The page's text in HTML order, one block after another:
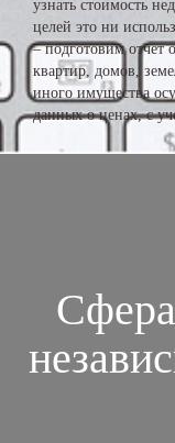
узнать стоимость
целей это ни
– подготовим отчет
квартир, домов,
иного имущества
данных о ценах, с